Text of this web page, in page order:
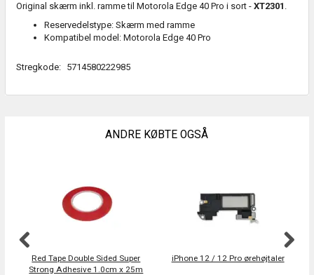
Original skærm inkl. ramme til Motorola Edge 40 Pro i sort - XT2301
Reservedelstype: Skærm med ramme
Kompatibel model: Motorola Edge 40 Pro
Stregkode: 5714580222985
ANDRE KØBTE OGSÅ
Red Tape Double Sided Super
Strong Adhesive 1.0cm x 25m
iPhone 12 / 12 Pro ørehøjtaler